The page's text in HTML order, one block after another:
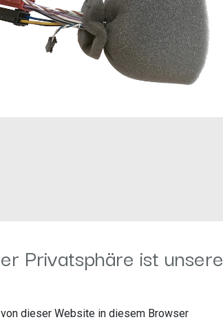
Privatsphäre ist unsere
dieser Website in diesem Browser